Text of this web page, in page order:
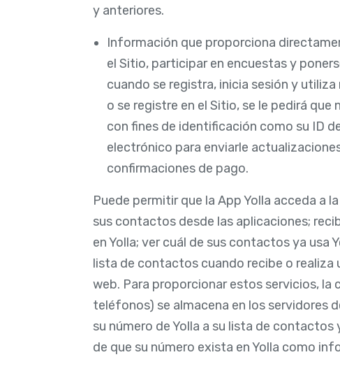
y anteriores.
Información que proporciona
el Sitio, participar en encuestas y
cuando se registra, inicia sesión y
o se registre en el Sitio, se le pedirá
con fines de identificación como su ID
electrónico para enviarle
confirmaciones de pago.
Puede permitir que la App Yolla acceda a
sus contactos desde las aplicaciones;
en Yolla; ver cuál de sus contactos ya usa
lista de contactos cuando recibe o realiza
web. Para proporcionar estos servicios,
teléfonos) se almacena en los servidores
su número de Yolla a su lista de contactos
de que su número exista en Yolla como